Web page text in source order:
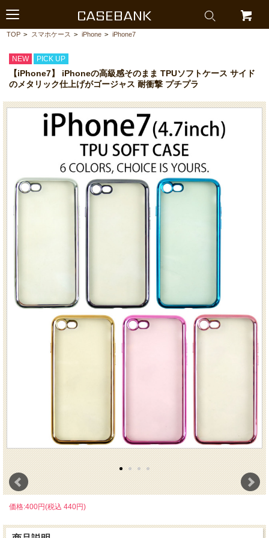
CASEBANK
TOP > スマホケース > iPhone > iPhone7
NEW PICK UP
【iPhone7】 iPhoneの高級感そのまま TPUソフトケース サイド
のメタリック仕上げがゴージャス 耐衝撃 プチプラ
価格:400円(税込 440円)